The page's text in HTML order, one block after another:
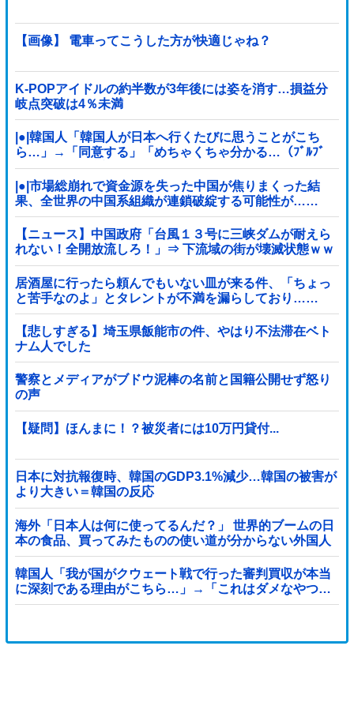
【画像】 電車ってこうした方が快適じゃね？
K-POPアイドルの約半数が3年後には姿を消す…損益分
岐点突破は4％未満
|●|韓国人「韓国人が日本へ行くたびに思うことがこち
ら…」→「同意する」「めちゃくちゃ分かる…（ﾌﾞﾙﾌﾞ
ﾙ」＝韓国の反応
|●|市場総崩れで資金源を失った中国が焦りまくった結
果、全世界の中国系組織が連鎖破綻する可能性が……
【ニュース】中国政府「台風１３号に三峡ダムが耐えら
れない！全開放流しろ！」⇒ 下流域の街が壊滅状態ｗｗ
ｗｗｗ
居酒屋に行ったら頼んでもいない皿が来る件、「ちょっ
と苦手なのよ」とタレントが不満を漏らしており……
【悲しすぎる】埼玉県飯能市の件、やはり不法滞在ベト
ナム人でした
警察とメディアがブドウ泥棒の名前と国籍公開せず怒り
の声
【疑問】ほんまに！？被災者には10万円貸付...
日本に対抗報復時、韓国のGDP3.1%減少…韓国の被害が
より大きい＝韓国の反応
海外「日本人は何に使ってるんだ？」 世界的ブームの日
本の食品、買ってみたものの使い道が分からない外国人
が続出
韓国人「我が国がクウェート戦で行った審判買収が本当
に深刻である理由がこちら…」→「これはダメなやつ…
（ブルブル」＝韓国の反応